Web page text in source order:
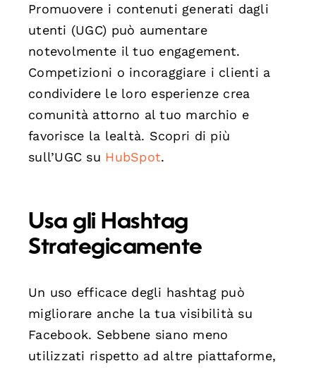
Promuovere i contenuti generati dagli
utenti (UGC) può aumentare
notevolmente il tuo engagement.
Competizioni o incoraggiare i clienti a
condividere le loro esperienze crea
comunità attorno al tuo marchio e
favorisce la lealtà. Scopri di più
sull’UGC su HubSpot.
Usa gli Hashtag
Strategicamente
Un uso efficace degli hashtag può
migliorare anche la tua visibilità su
Facebook. Sebbene siano meno
utilizzati rispetto ad altre piattaforme,